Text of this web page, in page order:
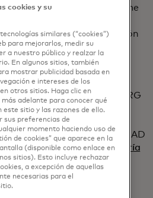
pensamientos, motivándome
un impacto significativo.
de Diversidad e Inclusión
comerciales Mastercard
listo para aplicar mis
oportunidad.
mi participación en otro BRG
Employees of African
más allá de lo que podría
de finanzas globales de LEAD
Uplift, el programa de tutoría
hice cargo de Uplift, mi
cookies y su
similares (“cookies”)
para mejorarlos, medir su
a nuestro público y realzar la
En algunos sitios, también
mostrar publicidad basada en
e intereses de los
otros sitios. Haga clic en
más adelante para conocer qué
este sitio y las razones de ello.
sus preferencias de
momento haciendo uso de
de cookies” que aparece en la
(disponible como enlace en
sitios). Esto incluye rechazar
a excepción de aquellas
necesarias para el